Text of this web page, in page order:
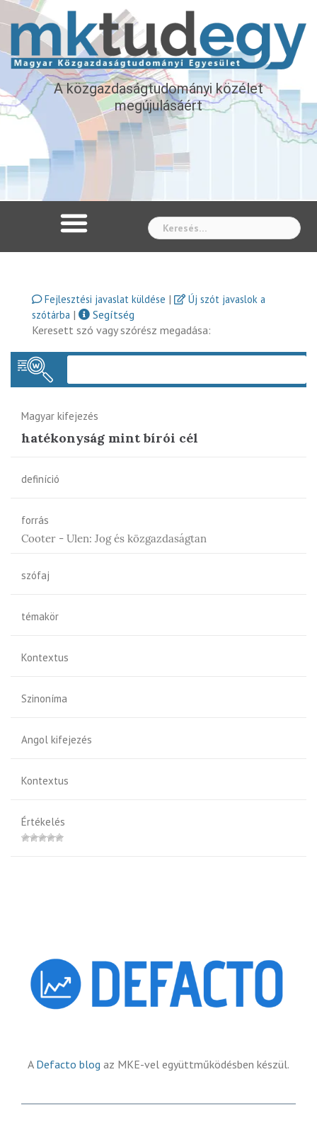
A közgazdaságtudományi közélet
megújulásáért
Fejlesztési javaslat küldése |
Új szót javaslok a
szótárba |
Segítség
Keresett szó vagy szórész megadása:
Magyar kifejezés
hatékonyság mint bírói cél
definíció
forrás
Cooter - Ulen: Jog és közgazdaságtan
szófaj
témakör
Kontextus
Szinoníma
Angol kifejezés
Kontextus
Értékelés
A Defacto blog az MKE-vel együttműködésben készül.